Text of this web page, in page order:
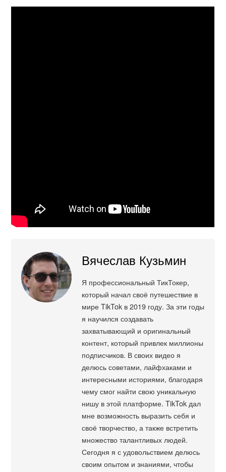
Вячеслав Кузьмин
Я профессиональный ТикТокер,
который начал своё путешествие в
мире TikTok в 2019 году. За эти годы
я научился создавать
захватывающий и оригинальный
контент, который привлек миллионы
подписчиков. В своих видео я
делюсь советами, лайфхаками и
интересными историями, благодаря
чему смог найти свою уникальную
нишу в этой платформе. TikTok дал
мне возможность выразить себя и
своё творчество, а также встретить
множество талантливых людей.
Сегодня я с удовольствием делюсь
своим опытом и знаниями, чтобы